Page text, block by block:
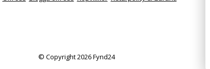
© Copyright 2026 Fynd24